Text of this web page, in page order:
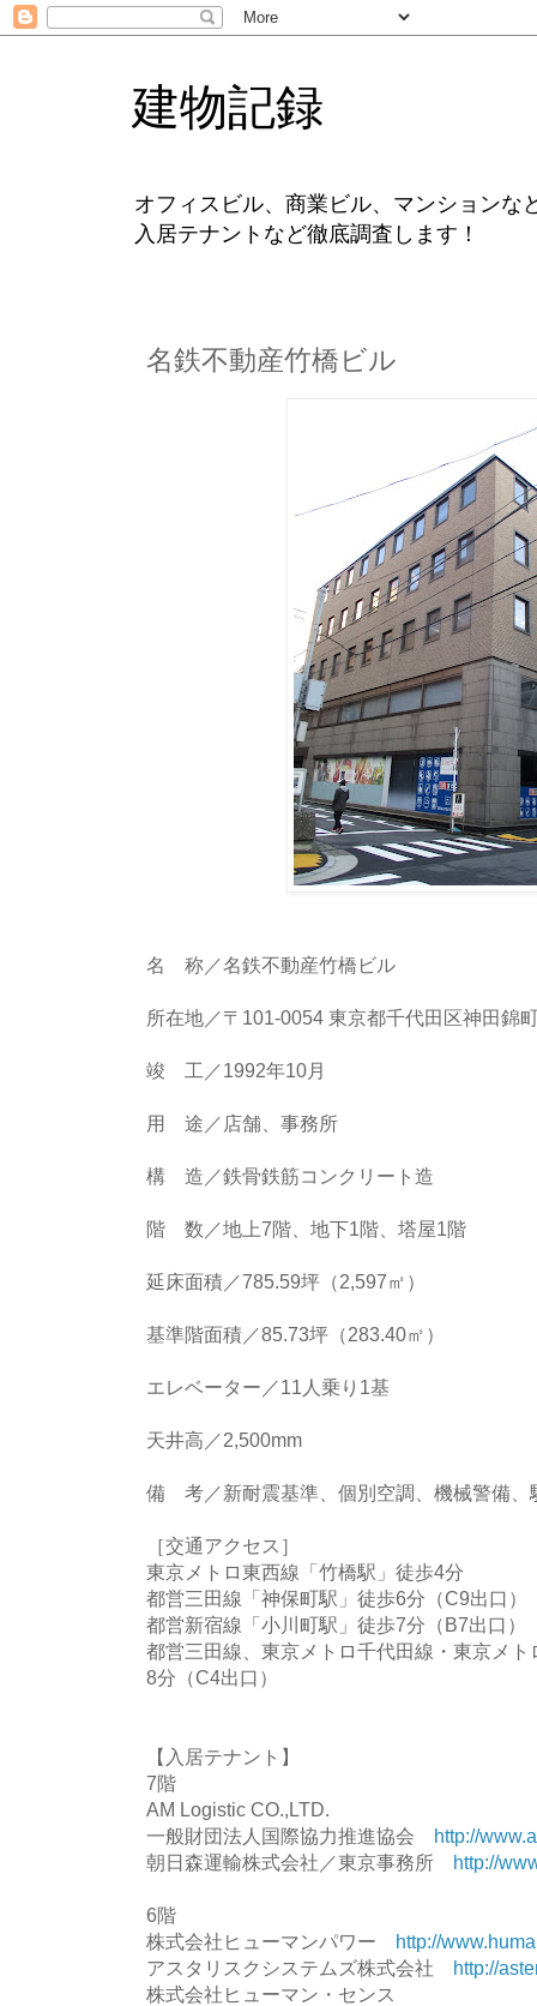
建物記録
オフィスビル、商業ビル、マンションな
入居テナントなど徹底調査します！
名鉄不動産竹橋ビル
名 称／名鉄不動産竹橋ビル
所在地／〒101-0054 東京都千代田区神田錦
竣 工／1992年10月
用 途／店舗、事務所
構 造／鉄骨鉄筋コンクリート造
階 数／地上7階、地下1階、塔屋1階
延床面積／785.59坪（2,597㎡）
基準階面積／85.73坪（283.40㎡）
エレベーター／11人乗り1基
天井高／2,500mm
備 考／新耐震基準、個別空調、機械警備、
［交通アクセス］
東京メトロ東西線「竹橋駅」徒歩4分
都営三田線「神保町駅」徒歩6分（C9出口）
都営新宿線「小川町駅」徒歩7分（B7出口）
都営三田線、東京メトロ千代田線・東京メ
8分（C4出口）
【入居テナント】
7階
AM Logistic CO.,LTD.
一般財団法人国際協力推進協会 http://
朝日森運輸株式会社／東京事務所 http://
6階
株式会社ヒューマンパワー http://
アスタリスクシステムズ株式会社 http://
株式会社ヒューマン・センス